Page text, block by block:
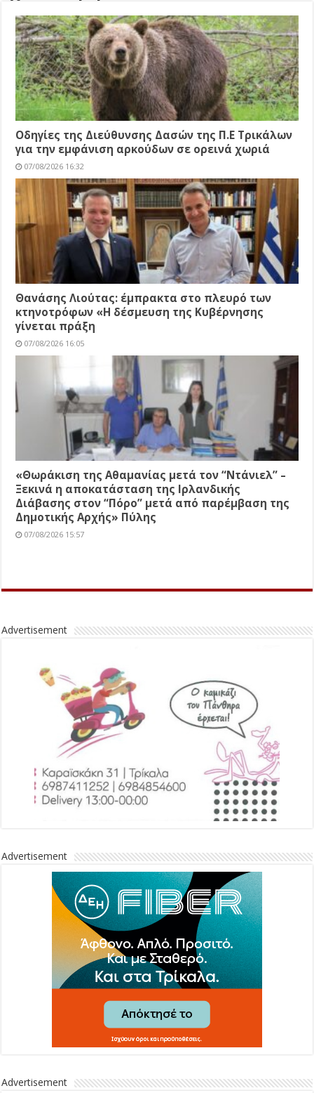
Οδηγίες της Διεύθυνσης Δασών της Π.Ε Τρικάλων
για την εμφάνιση αρκούδων σε ορεινά χωριά
07/08/2026 16:32
Θανάσης Λιούτας: έμπρακτα στο πλευρό των
κτηνοτρόφων «Η δέσμευση της Κυβέρνησης
γίνεται πράξη
07/08/2026 16:05
«Θωράκιση της Αθαμανίας μετά τον “Ντάνιελ” –
Ξεκινά η αποκατάσταση της Ιρλανδικής
Διάβασης στον “Πόρο” μετά από παρέμβαση της
Δημοτικής Αρχής» Πύλης
07/08/2026 15:57
Advertisement
Advertisement
Advertisement